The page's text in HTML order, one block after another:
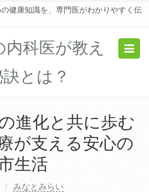
健康知識を、専門医がわかりやすく伝
科医が教え
とは？
進化と共に歩む
が支える安心の
生活
みなとみらい